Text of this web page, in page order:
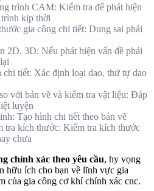
trình CAM: Kiểm tra để phát hiện
kịp thời
gia công chi tiết: Dung sai phải
2D, 3D: Nếu phát hiện vấn đề phải
tiết: Xác định loại dao, thứ tự dao
với bản vẽ và kiểm tra vật liệu: Đáp
luyện
Tạo hình chi tiết theo bản vẽ
tra kích thước: Kiểm tra kích thước
chưa
chính xác theo yêu cầu, hy vọng
hữu ích cho bạn về lĩnh vực gia
của gia công cơ khí chính xác cnc.